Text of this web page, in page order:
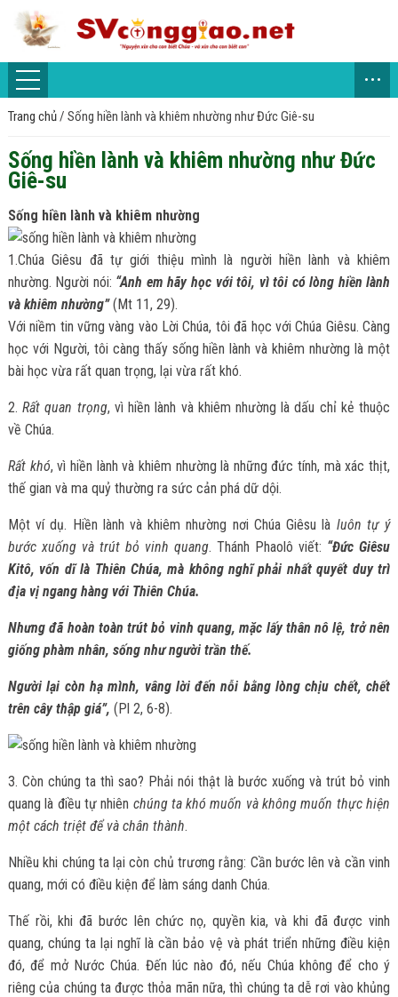
...
Trang chủ/ Sống hiền lành và khiêm nhường như Đức Giê-su
Sống hiền lành và khiêm nhường như Đức
Giê-su
Sống hiền lành và khiêm nhường
1.Chúa Giêsu đã tự giới thiệu mình là người hiền lành và khiêm
nhường. Người nói: “Anh em hãy học với tôi, vì tôi có lòng hiền lành
và khiêm nhường”(Mt 11, 29).
Với niềm tin vững vàng vào Lời Chúa, tôi đã học với Chúa Giêsu. Càng
học với Người, tôi càng thấy sống hiền lành và khiêm nhường là một
bài học vừa rất quan trọng, lại vừa rất khó.
2.Rất quan trọng, vì hiền lành và khiêm nhường là dấu chỉ kẻ thuộc
về Chúa.
Rất khó, vì hiền lành và khiêm nhường là những đức tính, mà xác thịt,
thế gian và ma quỷ thường ra sức cản phá dữ dội.
Một ví dụ. Hiền lành và khiêm nhường nơi Chúa Giêsu là luôn tự ý
bước xuống và trút bỏ vinh quang. Thánh Phaolô viết: “Đức Giêsu
Kitô, vốn dĩ là Thiên Chúa, mà không nghĩ phải nhất quyết duy trì
địa vị ngang hàng với Thiên Chúa.
Nhưng đã hoàn toàn trút bỏ vinh quang, mặc lấy thân nô lệ, trở nên
giống phàm nhân, sống như người trần thế.
Người lại còn hạ mình, vâng lời đến nỗi bằng lòng chịu chết, chết
trên cây thập giá”, (Pl 2, 6-8).
3. Còn chúng ta thì sao? Phải nói thật là bước xuống và trút bỏ vinh
quang là điều tự nhiên chúng ta khó muốn và không muốn thực hiện
một cách triệt để và chân thành.
Nhiều khi chúng ta lại còn chủ trương rằng: Cần bước lên và cần vinh
quang, mới có điều kiện để làm sáng danh Chúa.
Thế rồi, khi đã bước lên chức nọ, quyền kia, và khi đã được vinh
quang, chúng ta lại nghĩ là cần bảo vệ và phát triển những điều kiện
đó, để mở Nước Chúa. Đến lúc nào đó, nếu Chúa không để cho ý
riêng của chúng ta được thỏa mãn nữa, thì chúng ta dễ rơi vào khủng